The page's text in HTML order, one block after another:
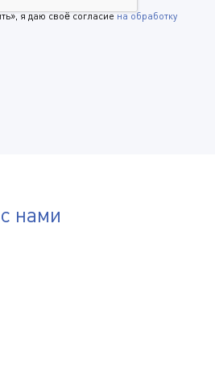
я даю своё согласиена обработку
нами